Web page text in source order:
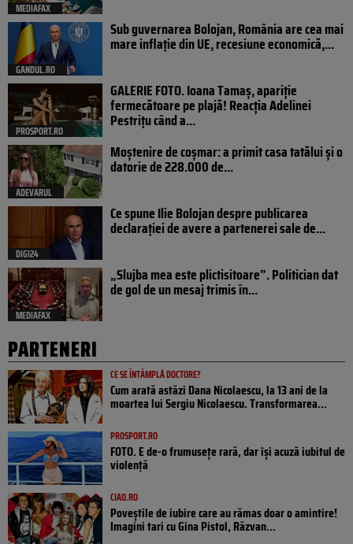
MEDIAFAX
GANDUL.RO
Sub guvernarea Bolojan, România are cea mai
mare inflație din UE, recesiune economică,...
PROSPORT.RO
GALERIE FOTO. Ioana Tamaş, apariție
fermecătoare pe plajă! Reacția Adelinei
Pestrițu când a...
ADEVARUL
Moștenire de coșmar: a primit casa tatălui și o
datorie de 228.000 de...
DIGI24
Ce spune Ilie Bolojan despre publicarea
declarației de avere a partenerei sale de...
MEDIAFAX
„Slujba mea este plictisitoare”. Politician dat
de gol de un mesaj trimis în...
PARTENERI
CE SE ÎNTÂMPLĂ DOCTORE?
Cum arată astăzi Dana Nicolaescu, la 13 ani de la
moartea lui Sergiu Nicolaescu. Transformarea...
PROSPORT.RO
FOTO. E de-o frumusețe rară, dar își acuză iubitul de
violență
CIAO.RO
Poveştile de iubire care au rămas doar o amintire!
Imagini tari cu Gina Pistol, Răzvan...